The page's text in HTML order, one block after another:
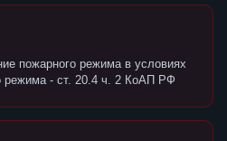
пожарного режима в условиях
режима - ст. 20.4 ч. 2 КоАП РФ